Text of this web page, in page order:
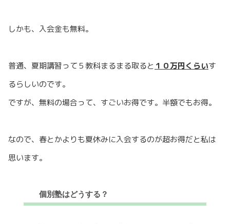
しかも、入会金も無料。
普通、夏期講習って５教科まるまる取ると １０万円くらいす
るらしいのです。
ですが、無料の場合って、すごいお得です。半額でもお得。
なので、春とかよりも夏休みに入会するのが超お得だと私は
思います。
個別塾はどうする？